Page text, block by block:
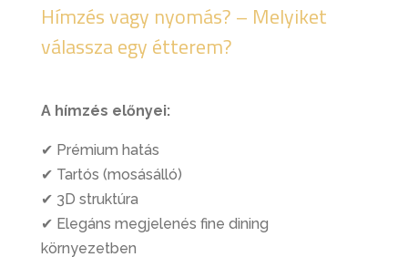
Hímzés vagy nyomás? – Melyiket
válassza egy étterem?
A hímzés előnyei:
✔ Prémium hatás
✔ Tartós (mosásálló)
✔ 3D struktúra
✔ Elegáns megjelenés fine dining
környezetben